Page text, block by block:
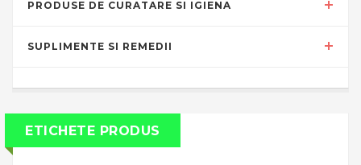
PRODUSE DE CURATARE SI IGIENA
SUPLIMENTE SI REMEDII
ETICHETE PRODUS